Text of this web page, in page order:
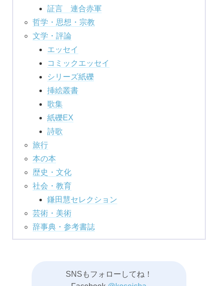
証言 連合赤軍
哲学・思想・宗教
文学・評論
エッセイ
コミックエッセイ
シリーズ紙礫
挿絵叢書
歌集
紙礫EX
詩歌
旅行
本の本
歴史・文化
社会・教育
鎌田慧セレクション
芸術・美術
辞事典・参考書誌
SNSもフォローしてね！